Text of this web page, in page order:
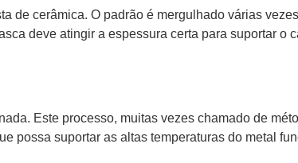
de cerâmica. O padrão é mergulhado várias
deve atingir a espessura certa para suportar
Este processo, muitas vezes chamado de
possa suportar as altas temperaturas do metal